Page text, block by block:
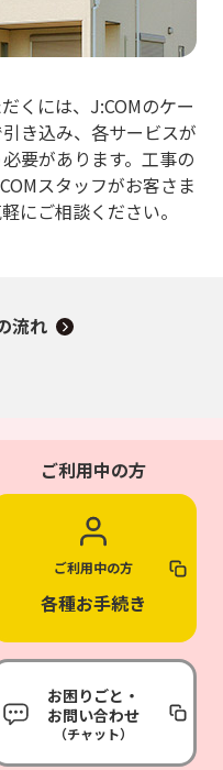
くには、J:COMのケー
き込み、 各サービスが
要があります。 工事の
スタッフがお客さま
にご相談ください。
流れ
ご利用中の方
ご利用中の方
各種お手続き
お困りごと・
お問い合わせ
（チャット）